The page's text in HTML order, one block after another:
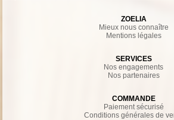
ZOELIA
Mieux nous connaître
Mentions légales
SERVICES
Nos engagements
Nos partenaires
COMMANDE
Paiement sécurisé
Conditions générales de